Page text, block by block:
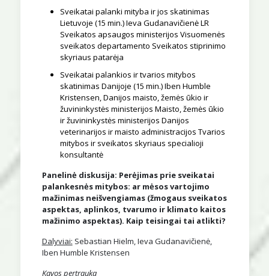
Sveikatai palanki mityba ir jos skatinimas
Lietuvoje (15 min.) Ieva Gudanavičienė LR
Sveikatos apsaugos ministerijos Visuomenės
sveikatos departamento Sveikatos stiprinimo
skyriaus patarėja
Sveikatai palankios ir tvarios mitybos
skatinimas Danijoje (15 min.) Iben Humble
Kristensen, Danijos maisto, žemės ūkio ir
žuvininkystės ministerijos Maisto, žemės ūkio
ir žuvininkystės ministerijos Danijos
veterinarijos ir maisto administracijos Tvarios
mitybos ir sveikatos skyriaus specialioji
konsultantė
Panelinė diskusija: Perėjimas prie sveikatai
palankesnės mitybos: ar mėsos vartojimo
mažinimas neišvengiamas (žmogaus sveikatos
aspektas, aplinkos, tvarumo ir klimato kaitos
mažinimo aspektas). Kaip teisingai tai atlikti?
Dalyviai: Sebastian Hielm, Ieva Gudanavičienė,
Iben Humble Kristensen
Kavos pertrauka